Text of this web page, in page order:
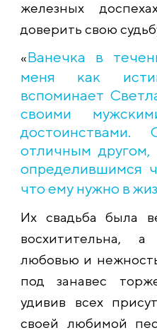
железных
доверить свою
«Ванечка в
меня как
вспоминает
своими
отличным
определившимся
что ему нужно в
Их свадьба была
восхитительна,
любовью и
под занавес
удивив всех
своей любимой